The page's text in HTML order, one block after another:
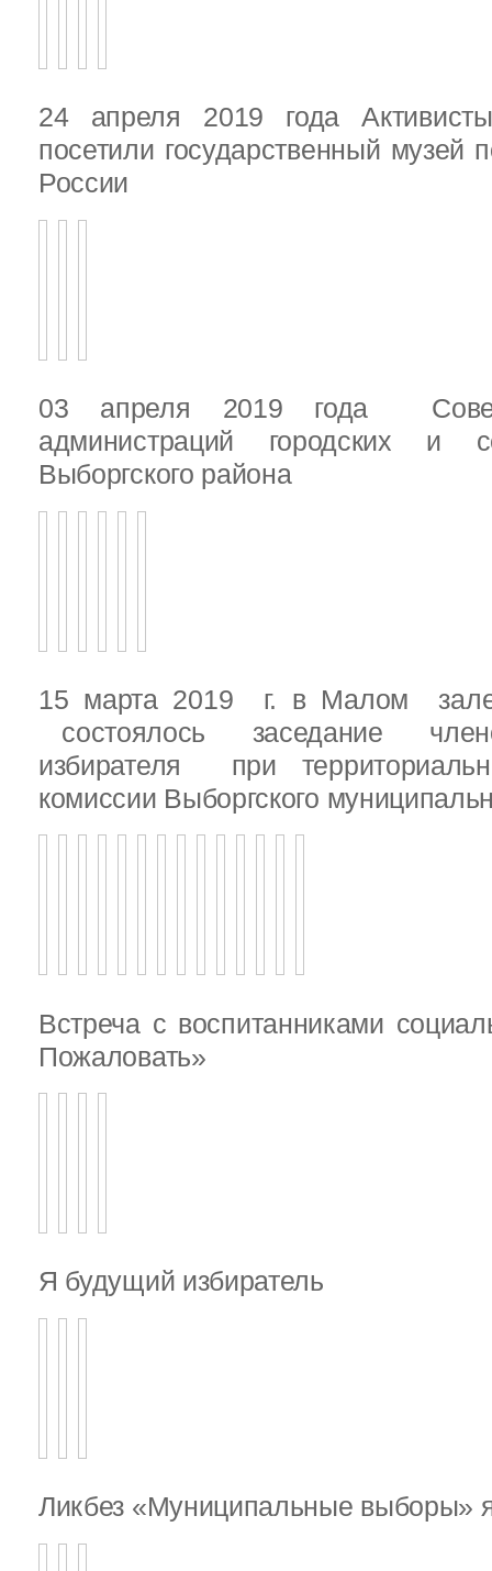
24 апреля 2019 года
посетили государственный музей
России
03 апреля 2019 года
администраций городских и
Выборгского района
15 марта 2019 г. в Малом
состоялось заседание
избирателя при
комиссии Выборгского
Встреча с воспитанниками
Пожаловать»
Я будущий избиратель
Ликбез «Муниципальные выборы»